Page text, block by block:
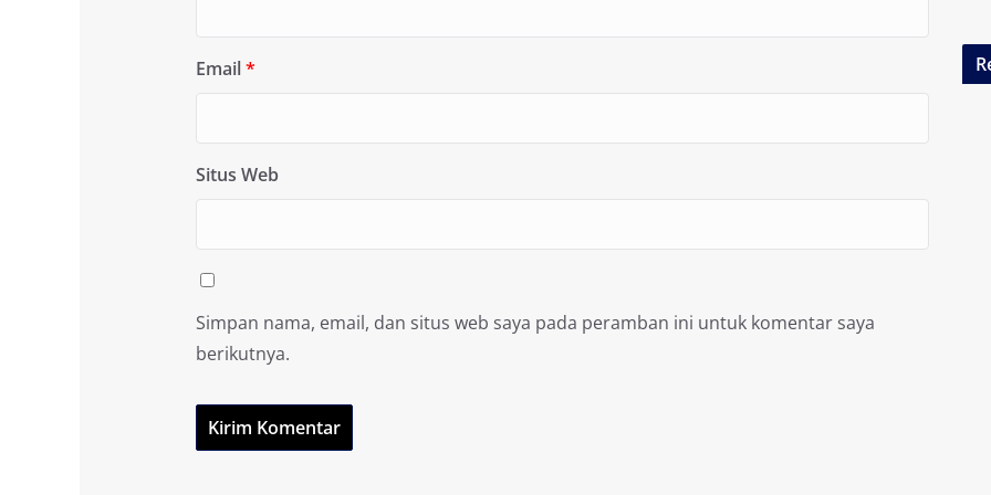
Email*
Situs Web
Simpan nama, email, dan situs web saya pada peramban ini untuk komentar saya
berikutnya.